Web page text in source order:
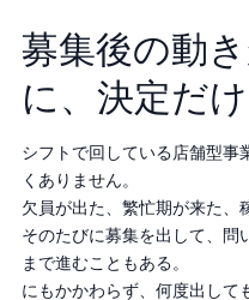
募集後の動
に、決定だ
シフトで回している店舗型事
くありません。
欠員が出た、繁忙期が来た、
そのたびに募集を出して、問
まで進むこともある。
にもかかわらず、何度出して